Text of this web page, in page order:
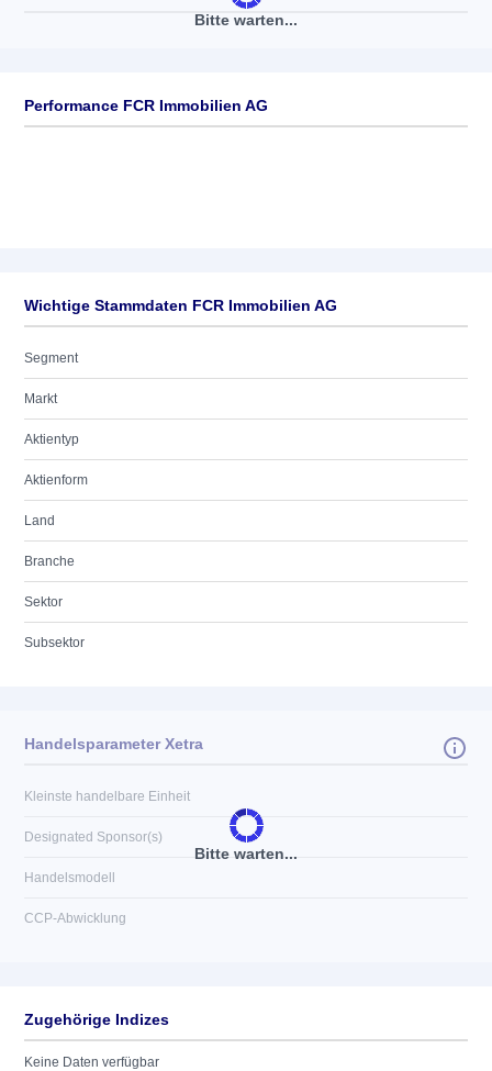
Bitte warten...
Performance FCR Immobilien AG
Wichtige Stammdaten FCR Immobilien AG
Segment
Markt
Aktientyp
Aktienform
Land
Branche
Sektor
Subsektor
Bitte warten...
Handelsparameter Xetra
Kleinste handelbare Einheit
Designated Sponsor(s)
Handelsmodell
CCP-Abwicklung
Zugehörige Indizes
Keine Daten verfügbar